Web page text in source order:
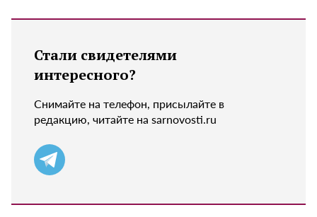
Стали свидетелями
интересного?
Снимайте на телефон, присылайте в
редакцию, читайте на sarnovosti.ru